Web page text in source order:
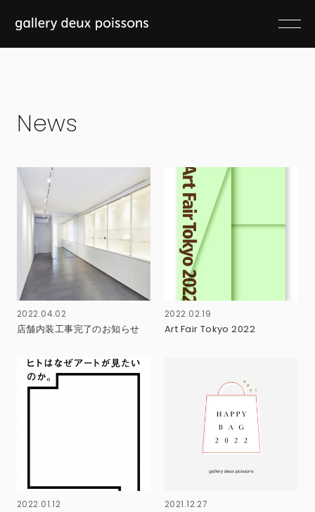
News
2022.04.02
店舗内装工事完了のお知らせ
2022.02.19
Art Fair Tokyo 2022
2022.01.12 2021.12.27